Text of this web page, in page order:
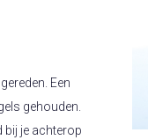
Een
gehouden.
bij je achterop